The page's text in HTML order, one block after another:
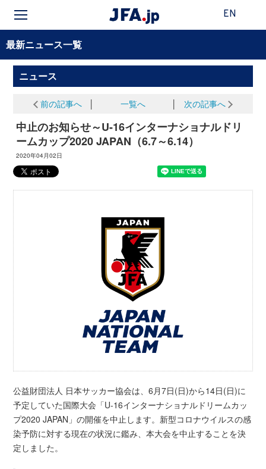
EN
最新ニュース一覧
ニュース
前の記事へ 一覧へ 次の記事へ
中止のお知らせ～U-16インターナショナルドリ
ームカップ2020 JAPAN（6.7～6.14）
2020年04月02日
公益財団法人 日本サッカー協会は、6月7日(日)から14日(日)に
予定していた国際大会「U-16インターナショナルドリームカッ
プ2020 JAPAN」の開催を中止します。新型コロナウイルスの感
染予防に対する現在の状況に鑑み、本大会を中止することを決
定しました。